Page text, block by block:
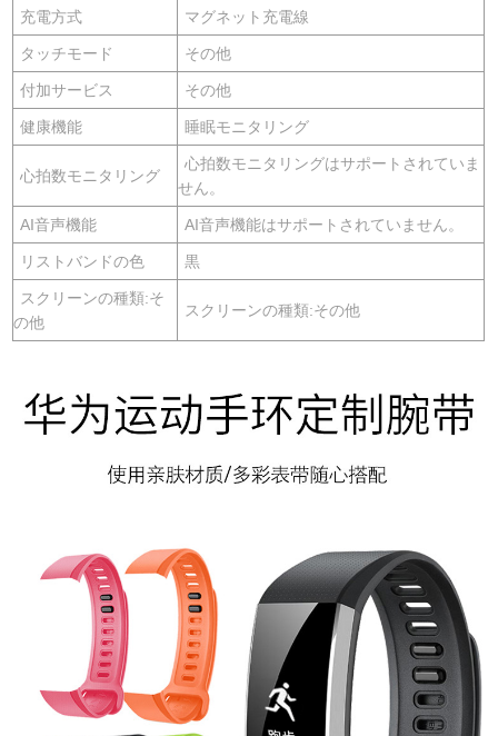
充電方式 マグネット充電線
タッチモード その他
付加サービス その他
健康機能 睡眠モニタリング
心拍数モニタリング
心拍数モニタリングはサポートされていま
せん。
AI音声機能 AI音声機能はサポートされていません。
リストバンドの色 黒
スクリーンの種類:そ
の他
スクリーンの種類:その他